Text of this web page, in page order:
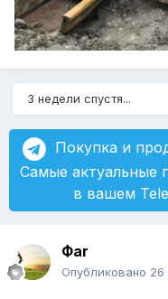
3 недели спустя...
Покупка и
Самые актуальные
в вашем
Фаr
Опубликовано 26